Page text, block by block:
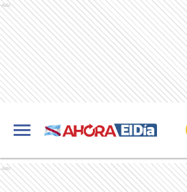
Ads
Ads